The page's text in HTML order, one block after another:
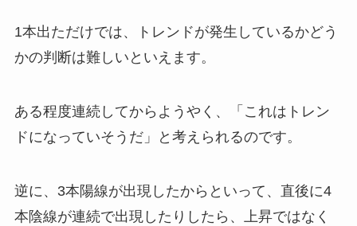
1本出ただけでは、トレンドが発生しているかどう
かの判断は難しいといえます。
ある程度連続してからようやく、「これはトレン
ドになっていそうだ」と考えられるのです。
逆に、3本陽線が出現したからといって、直後に4
本陰線が連続で出現したりしたら、上昇ではなく